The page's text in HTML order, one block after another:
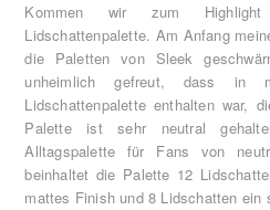
Kommen wir zum
Lidschattenpalette. Am Anfang
die Paletten von Sleek
unheimlich gefreut, dass in
Lidschattenpalette enthalten war,
Palette ist sehr neutral
Alltagspalette für Fans von
beinhaltet die Palette 12
mattes Finish und 8 Lidschatten ein